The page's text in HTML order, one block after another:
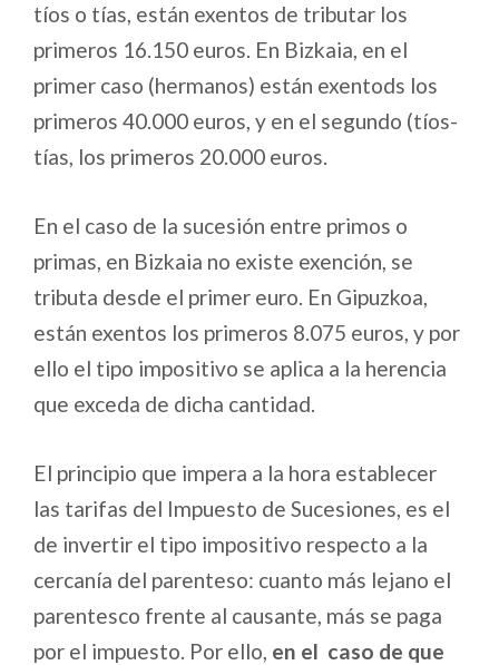
tíos o tías, están exentos de tributar los
primeros 16.150 euros. En Bizkaia, en el
primer caso (hermanos) están exentods los
primeros 40.000 euros, y en el segundo (tíos-
tías, los primeros 20.000 euros.
En el caso de la sucesión entre primos o
primas, en Bizkaia no existe exención, se
tributa desde el primer euro. En Gipuzkoa,
están exentos los primeros 8.075 euros, y por
ello el tipo impositivo se aplica a la herencia
que exceda de dicha cantidad.
El principio que impera a la hora establecer
las tarifas del Impuesto de Sucesiones, es el
de invertir el tipo impositivo respecto a la
cercanía del parenteso: cuanto más lejano el
parentesco frente al causante, más se paga
por el impuesto. Por ello, en el caso de que